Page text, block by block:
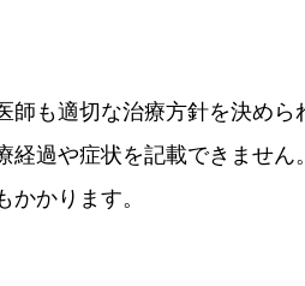
師も適切な治療方針を決め
経過や症状を記載できません
かります。